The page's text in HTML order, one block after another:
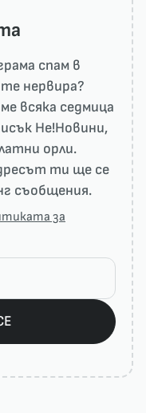
спам в
нервира?
всяка седмица
He!Новини,
орли.
ти ще се
съобщения.
за